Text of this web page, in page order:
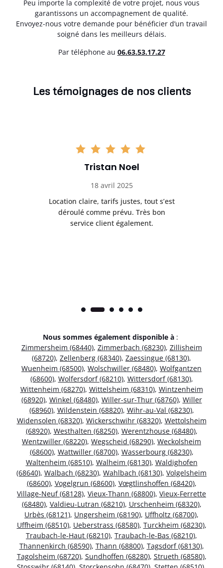
Peu importe la complexité de votre projet, nous vous
garantissons un accompagnement de qualité.
Envoyez-nous votre demande pour bénéficier d’un travail
soigné dans les meilleurs délais.
Par téléphone au 06.63.53.17.27
Les témoignages de nos clients
Tristan Noel
18 avril 2025
Location claire, tarifs justes, tout s’est
déroulé comme prévu. Très bon
service client également.
Nous sommes également disponible à :
Zimmersheim (68440), Zimmerbach (68230), Zillisheim
(68720), Zellenberg (68340), Zaessingue (68130),
Wuenheim (68500), Wolschwiller (68480), Wolfgantzen
(68600), Wolfersdorf (68210), Wittersdorf (68130),
Wittenheim (68270), Wittelsheim (68310), Wintzenheim
(68920), Winkel (68480), Willer-sur-Thur (68760), Willer
(68960), Wildenstein (68820), Wihr-au-Val (68230),
Widensolen (68320), Wickerschwihr (68320), Wettolsheim
(68920), Westhalten (68250), Werentzhouse (68480),
Wentzwiller (68220), Wegscheid (68290), Weckolsheim
(68600), Wattwiller (68700), Wasserbourg (68230),
Waltenheim (68510), Walheim (68130), Waldighofen
(68640), Walbach (68230), Wahlbach (68130), Volgelsheim
(68600), Vogelgrun (68600), Vœgtlinshoffen (68420),
Village-Neuf (68128), Vieux-Thann (68800), Vieux-Ferrette
(68480), Valdieu-Lutran (68210), Urschenheim (68320),
Urbès (68121), Ungersheim (68190), Uffholtz (68700),
Uffheim (68510), Ueberstrass (68580), Turckheim (68230),
Traubach-le-Haut (68210), Traubach-le-Bas (68210),
Thannenkirch (68590), Thann (68800), Tagsdorf (68130),
Tagolsheim (68720), Sundhoffen (68280), Strueth (68580),